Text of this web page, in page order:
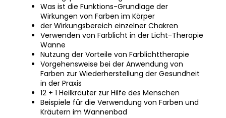
Was ist die Funktions-Grundlage der
Wirkungen von Farben im Körper
der Wirkungsbereich einzelner Chakren
Verwenden von Farblicht in der Licht-Therapie
Wanne
Nutzung der Vorteile von Farblichttherapie
Vorgehensweise bei der Anwendung von
Farben zur Wiederherstellung der Gesundheit
in der Praxis
12 + 1 Heilkräuter zur Hilfe des Menschen
Beispiele für die Verwendung von Farben und
Kräutern im Wannenbad